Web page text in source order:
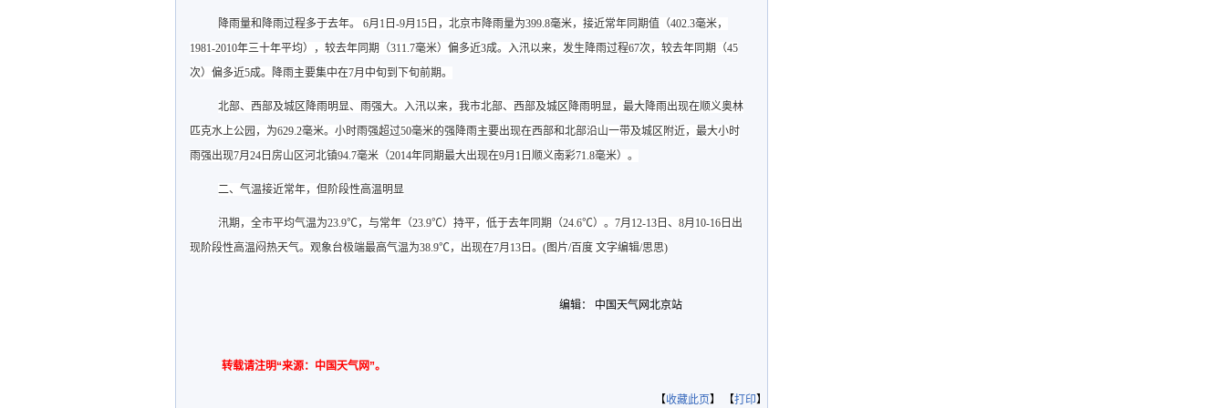
降雨量和降雨过程多于去年。
6月1日-9月15日，北京市降雨量为399.8毫米，接近常年同期值（402.3毫米，
1981-2010年三十年平均），较去年同期（311.7毫米）偏多近3成。入汛以来，发生降雨过程67次，较去年同期（45
次）偏多近5成。降雨主要集中在7月中旬到下旬前期。
北部、西部及城区降雨明显、雨强大。入汛以来，我市北部、西部及城区降雨明显，最大降雨出现在顺义奥林
匹克水上公园，为629.2毫米。小时雨强超过50毫米的强降雨主要出现在西部和北部沿山一带及城区附近，最大小时
雨强出现7月24日房山区河北镇94.7毫米（2014年同期最大出现在9月1日顺义南彩71.8毫米）。
二、气温接近常年，但阶段性高温明显
汛期，全市平均气温为23.9℃，与常年（23.9℃）持平，低于去年同期（24.6℃）。7月12-13日、8月10-16日出
现阶段性高温闷热天气。观象台极端最高气温为38.9℃，出现在7月13日。 (图片/百度 文字编辑/思思)
编辑： 中国天气网北京站
转载请注明“来源：中国天气网”。
【收藏此页】 【打印】